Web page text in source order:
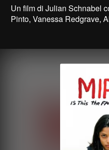
Un film di Julian Schnabel
Pinto, Vanessa Redgrave,